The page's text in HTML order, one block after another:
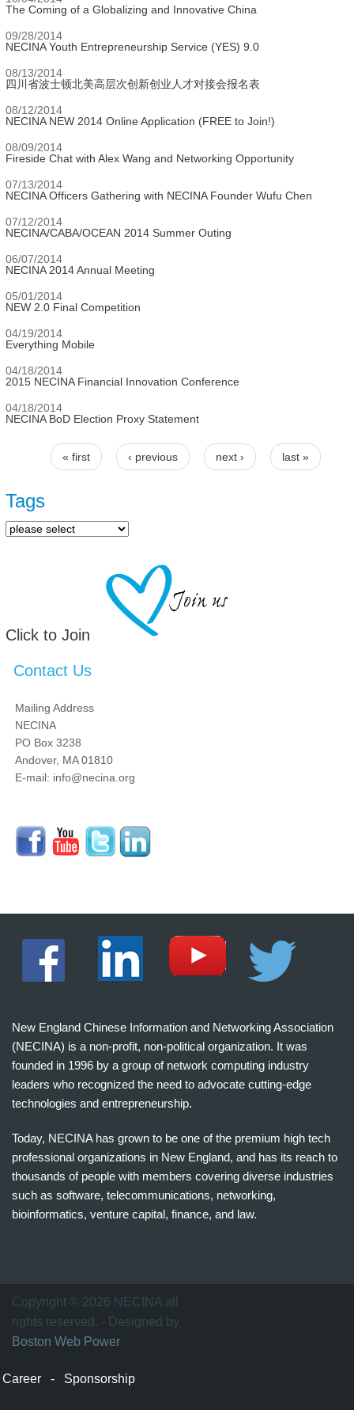
The Coming of a Globalizing and Innovative China
09/28/2014
NECINA Youth Entrepreneurship Service (YES) 9.0
08/13/2014
四川省波士顿北美高层次创新创业人才对接会报名表
08/12/2014
NECINA NEW 2014 Online Application (FREE to Join!)
08/09/2014
Fireside Chat with Alex Wang and Networking Opportunity
07/13/2014
NECINA Officers Gathering with NECINA Founder Wufu Chen
07/12/2014
NECINA/CABA/OCEAN 2014 Summer Outing
06/07/2014
NECINA 2014 Annual Meeting
05/01/2014
NEW 2.0 Final Competition
04/19/2014
Everything Mobile
04/18/2014
2015 NECINA Financial Innovation Conference
04/18/2014
NECINA BoD Election Proxy Statement
Pages
« first ‹ previous next › last »
Tags
Click to Join
Contact Us
Mailing Address
NECINA
PO Box 3238
Andover, MA 01810
E-mail: info@necina.org
New England Chinese Information and Networking Association
(NECINA) is a non-profit, non-political organization. It was
founded in 1996 by a group of network computing industry
leaders who recognized the need to advocate cutting-edge
technologies and entrepreneurship.
Today, NECINA has grown to be one of the premium high tech
professional organizations in New England, and has its reach to
thousands of people with members covering diverse industries
such as software, telecommunications, networking,
bioinformatics, venture capital, finance, and law.
万
家
网
Copyright © 2026 NECINA all
rights reserved. - Designed by
Boston Web Power
Career - Sponsorship